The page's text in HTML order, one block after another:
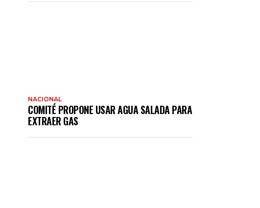
NACIONAL
COMITÉ PROPONE USAR AGUA SALADA PARA
EXTRAER GAS